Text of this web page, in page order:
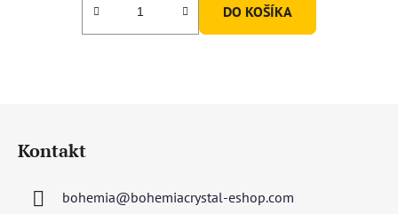
DO KOŠÍKA
Kontakt
bohemia@bohemiacrystal-eshop.com